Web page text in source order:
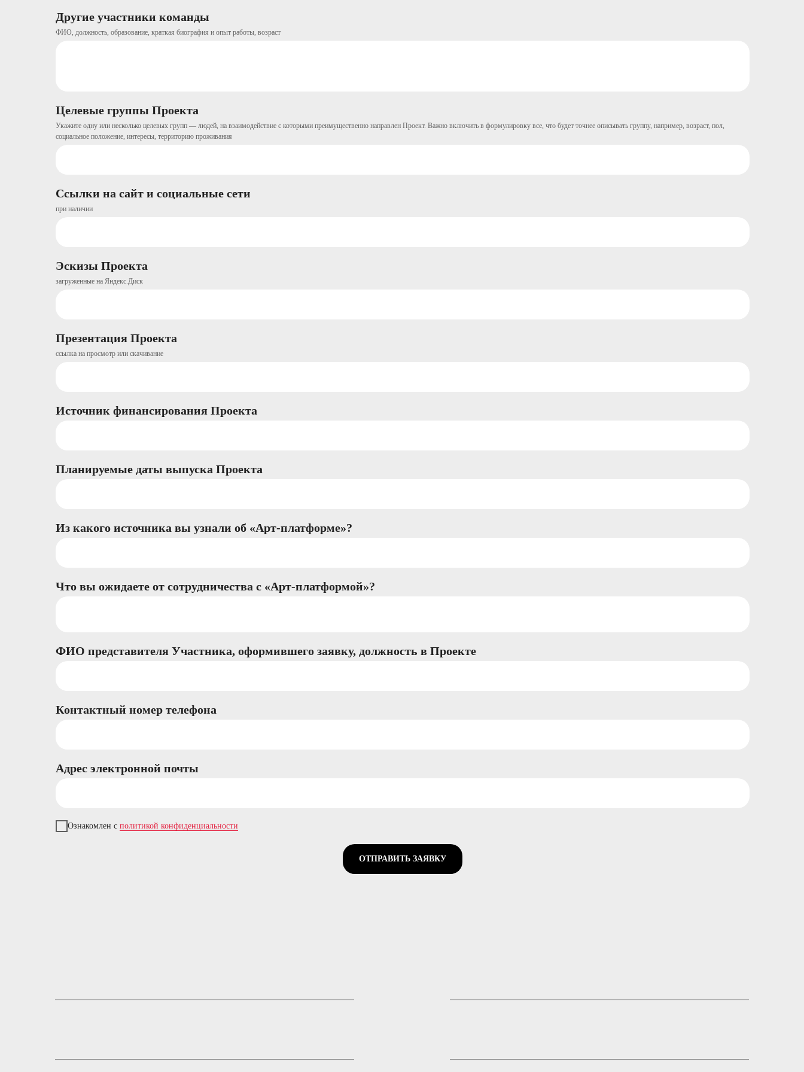
Другие участники команды
ФИО, должность, образование, краткая биография и опыт работы, возраст
Целевые группы Проекта
Укажите одну или несколько целевых групп — людей, на взаимодействие с которыми преимущественно направлен Проект. Важно включить в формулировку все, что будет точнее описывать группу, например, возраст, пол,
социальное положение, интересы, территорию проживания
Ссылки на сайт и социальные сети
при наличии
Эскизы Проекта
загруженные на Яндекс.Диск
Презентация Проекта
ссылка на просмотр или скачивание
Источник финансирования Проекта
Планируемые даты выпуска Проекта
Из какого источника вы узнали об «Арт-платформе»?
Что вы ожидаете от сотрудничества с «Арт-платформой»?
ФИО представителя Участника, оформившего заявку, должность в Проекте
Контактный номер телефона
Адрес электронной почты
Ознакомлен с политикой конфиденциальности
ОТПРАВИТЬ ЗАЯВКУ